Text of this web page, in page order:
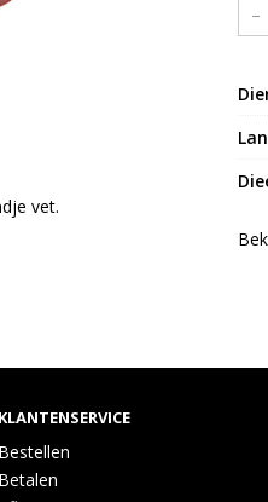
vet.
–
KLANTENSERVICE
Bestellen
Betalen